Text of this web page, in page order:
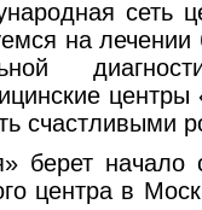
сеть
на
центры
счастливыми
берет начало
центра в